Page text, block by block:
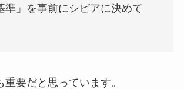
準」を事前にシビアに決めて
重要だと思っています。